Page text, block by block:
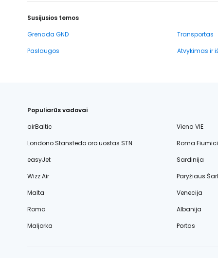
Susijusios temos
Grenada GND
Transportas
Paslaugos
Atvykimas ir
Populiarūs vadovai
airBaltic
Viena VIE
Londono Stanstedo oro uostas STN
Roma
easyJet
Sardinija
Wizz Air
Paryžiaus
Malta
Venecija
Roma
Albanija
Maljorka
Portas